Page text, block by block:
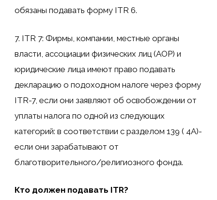
обязаны подавать форму ITR 6.
7. ITR 7: Фирмы, компании, местные органы
власти, ассоциации физических лиц (AOP) и
юридические лица имеют право подавать
декларацию о подоходном налоге через форму
ITR-7, если они заявляют об освобождении от
уплаты налога по одной из следующих
категорий: в соответствии с разделом 139 ( 4А)-
если они зарабатывают от
благотворительного/религиозного фонда.
Кто должен подавать ITR?